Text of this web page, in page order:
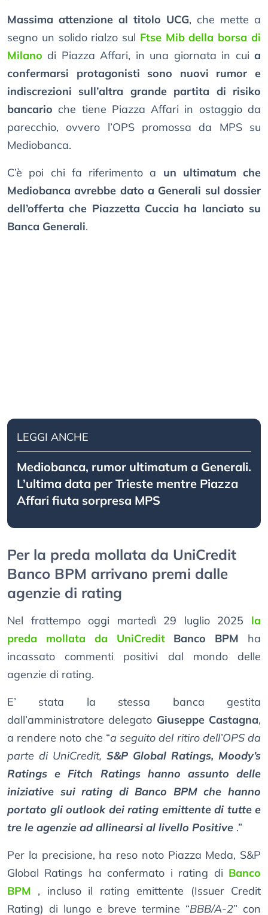
Massima attenzione al titolo UCG, che mette a
segno un solido rialzo sul Ftse Mib della borsa di
Milano di Piazza Affari, in una giornata in cui a
confermarsi protagonisti sono nuovi rumor e
indiscrezioni sull’altra grande partita di risiko
bancario che tiene Piazza Affari in ostaggio da
parecchio, ovvero l’OPS promossa da MPS su
Mediobanca.
C’è poi chi fa riferimento a un ultimatum che
Mediobanca avrebbe dato a Generali sul dossier
dell’offerta che Piazzetta Cuccia ha lanciato su
Banca Generali.
LEGGI ANCHE
Mediobanca, rumor ultimatum a Generali.
L’ultima data per Trieste mentre Piazza
Affari fiuta sorpresa MPS
Per la preda mollata da UniCredit
Banco BPM arrivano premi dalle
agenzie di rating
Nel frattempo oggi martedì 29 luglio 2025 la
preda mollata da UniCreditBanco BPM ha
incassato commenti positivi dal mondo delle
agenzie di rating.
E’ stata la stessa banca gestita
dall’amministratore delegato Giuseppe Castagna,
a rendere noto che “a seguito del ritiro dell’OPS da
parte di UniCredit, S&P Global Ratings, Moody’s
Ratings e Fitch Ratings hanno assunto delle
iniziative sui rating di Banco BPM che hanno
portato gli outlook dei rating emittente di tutte e
tre le agenzie ad allinearsi al livello Positive .”
Per la precisione, ha reso noto Piazza Meda, S&P
Global Ratings ha confermato i rating di Banco
BPM , incluso il rating emittente (Issuer Credit
Rating) di lungo e breve termine “BBB/A-2” con